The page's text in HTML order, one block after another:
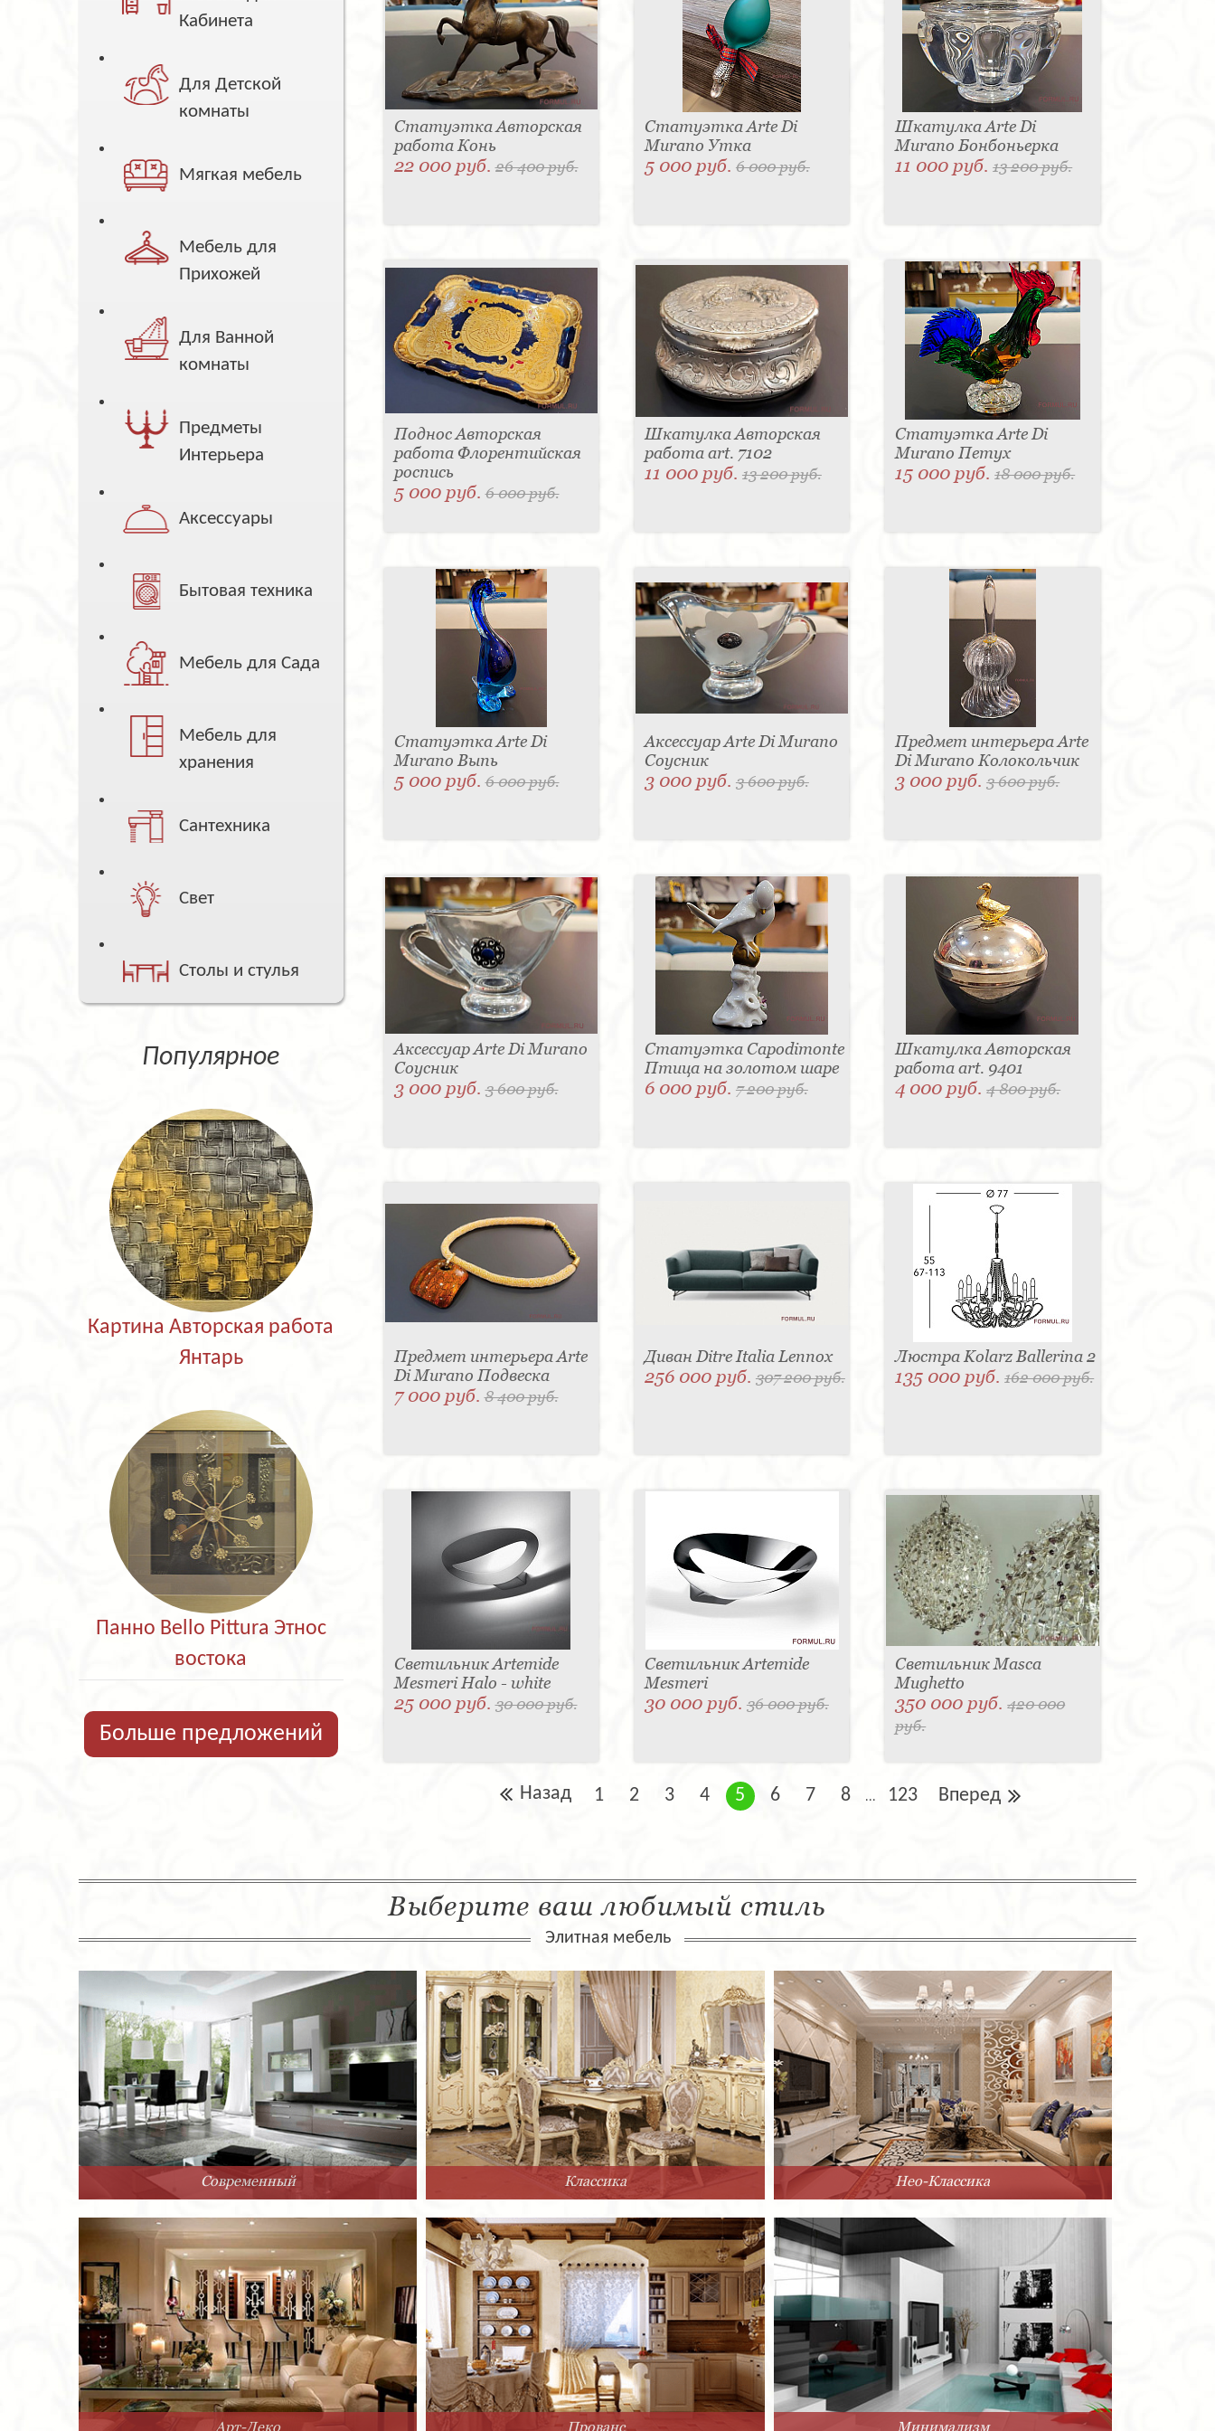
Кабинета
Для Детской
комнаты
Мягкая мебель
Мебель для
Прихожей
Для Ванной
комнаты
Предметы
Интерьера
Аксессуары
Бытовая техника
Мебель для Сада
Мебель для
хранения
Сантехника
Свет
Столы и стулья
Популярное
Картина Авторская работа
Янтарь
Панно Bello Pittura Этнос
востока
Больше предложений
Статуэтка Авторская
работа Конь
22 000 руб.26 400 руб.
Статуэтка Arte Di
Murano Утка
5 000 руб. 6 000 руб.
Шкатулка Arte Di
Murano Бонбоньерка
11 000 руб.13 200 руб.
Поднос Авторская
работа Флорентийская
роспись
5 000 руб.6 000 руб.
Шкатулка Авторская
работа art. 7102
11 000 руб. 13 200 руб.
Статуэтка Arte Di
Murano Петух
15 000 руб.18 000 руб.
Статуэтка Arte Di
Murano Выпь
5 000 руб.6 000 руб.
Аксессуар Arte Di Murano
Соусник
3 000 руб. 3 600 руб.
Предмет интерьера Arte
Di Murano Колокольчик
3 000 руб.3 600 руб.
Аксессуар Arte Di Murano
Соусник
3 000 руб.3 600 руб.
Статуэтка Capodimonte
Птица на золотом шаре
6 000 руб. 7 200 руб.
Шкатулка Авторская
работа art. 9401
4 000 руб.4 800 руб.
Предмет интерьера Arte
Di Murano Подвеска
7 000 руб.8 400 руб.
Диван Ditre Italia Lennox
256 000 руб. 307 200 руб.
Люстра Kolarz Ballerina 2
135 000 руб.162 000 руб.
Светильник Artemide
Mesmeri Halo - white
25 000 руб.30 000 руб.
Светильник Artemide
Mesmeri
30 000 руб. 36 000 руб.
Светильник Masca
Mughetto
350 000 руб.420 000
руб.
Назад 1 2 3 4 5 6 7 8 ... 123 Вперед
Выберите ваш любимый стиль
Элитная мебель
Современный Классика Нео-Классика
Арт-Деко Прованс Минимализм